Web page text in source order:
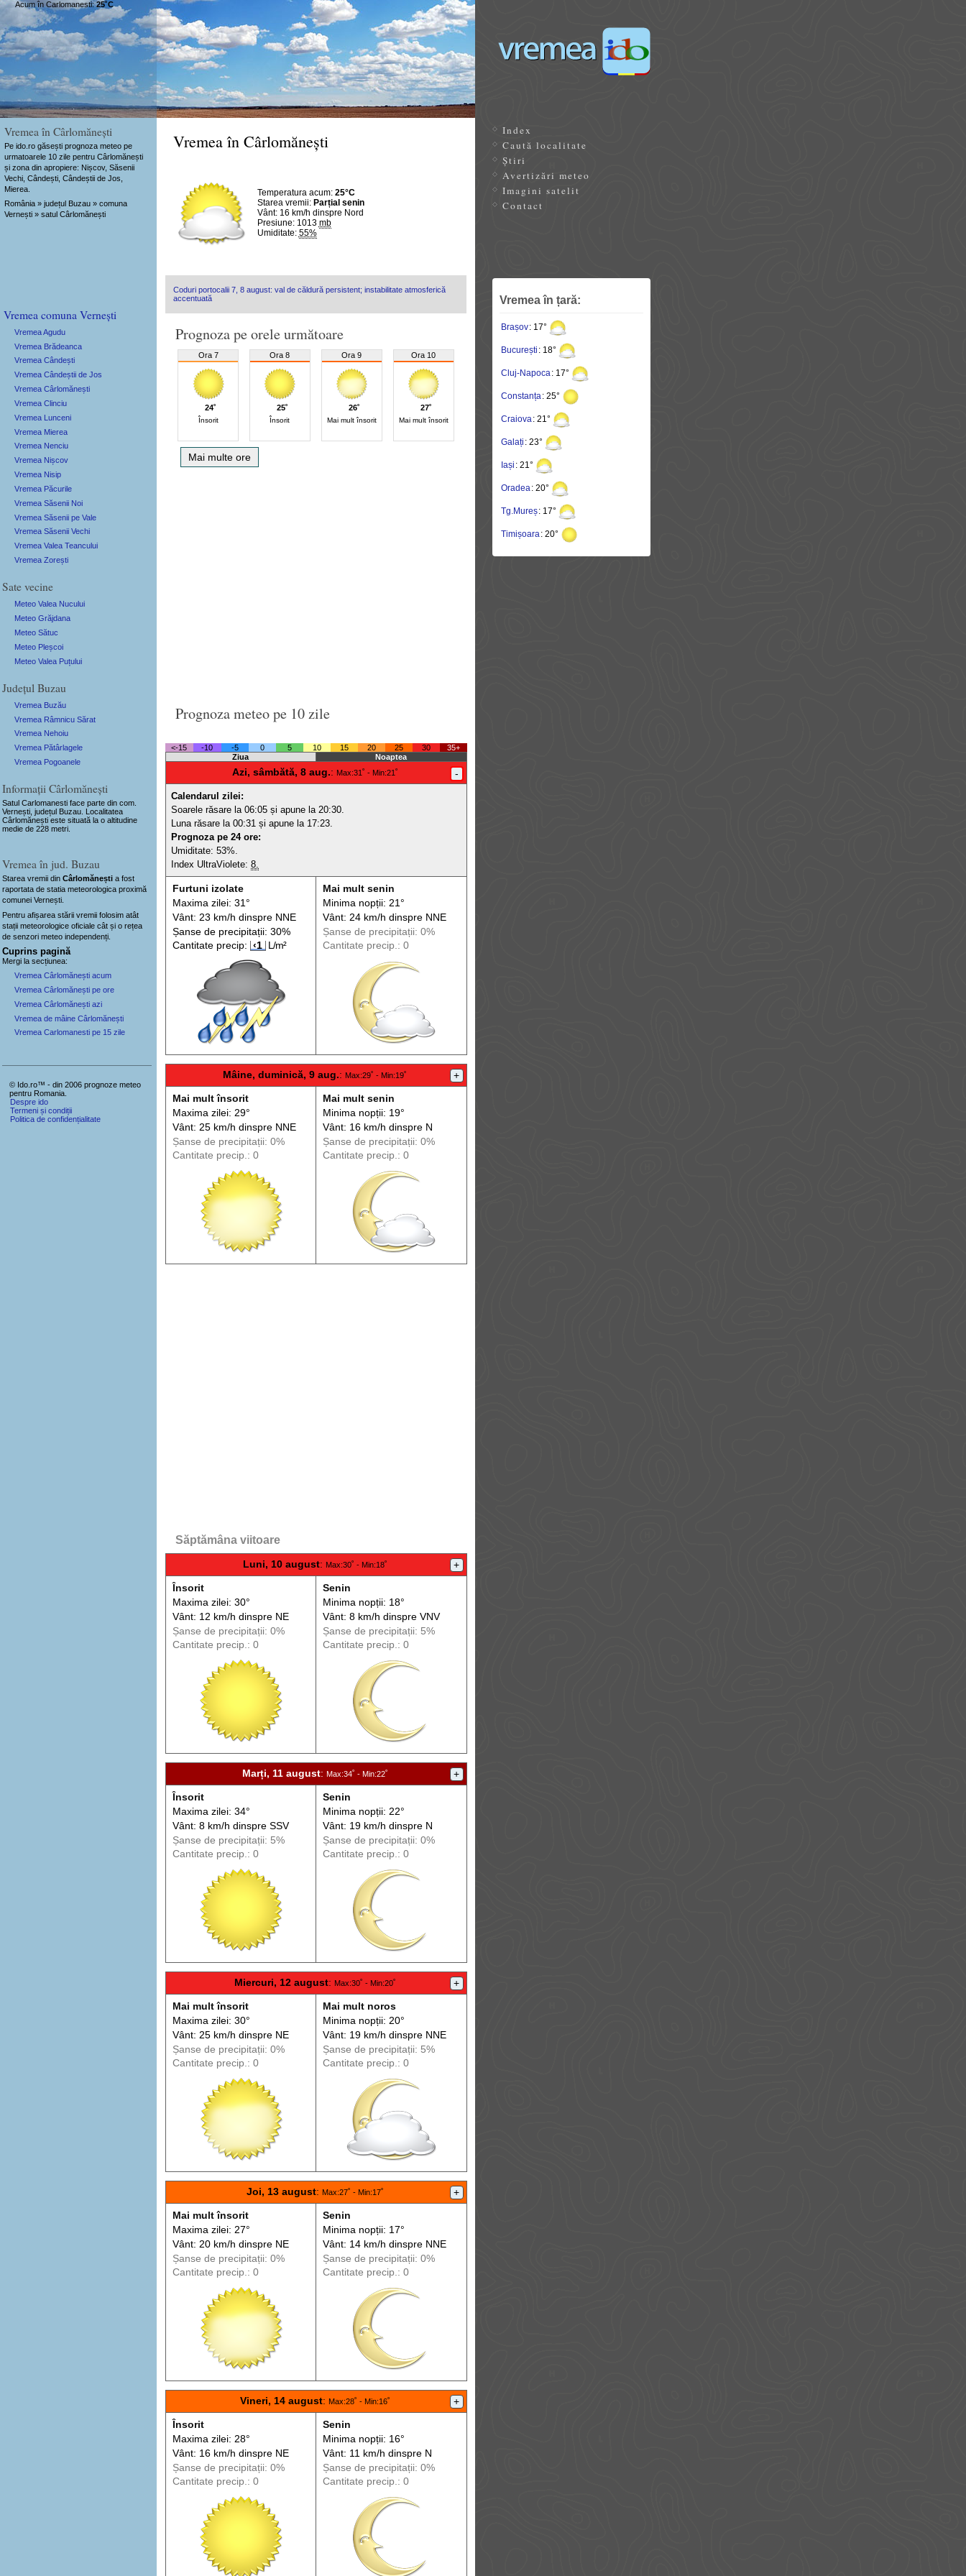
Vremea în Cârlomănești
Pe ido.ro găsești prognoza meteo pe
urmatoarele 10 zile pentru Cârlomănești
și zona din apropiere: Nișcov, Săsenii
Vechi, Cândești, Cândeștii de Jos,
Mierea.
România » județul Buzau » comuna
Vernești » satul Cârlomănești
Vremea în Cârlomănești
Temperatura acum: 25°C
Starea vremii: Parțial senin
Vânt: 16 km/h dinspre Nord
Presiune: 1013 mb
Umiditate: 55%
Acum în Carlomanesti:25˚C
Coduri portocalii 7, 8 august: val de căldură persistent; instabilitate atmosferică
accentuată
Prognoza pe orele următoare
Ora 7
24˚
Însorit
Ora 8
25˚
Însorit
Ora 9
26˚
Mai mult însorit
Ora 10
27˚
Mai mult însorit
Mai multe ore
Prognoza meteo pe 10 zile
<-15 -10 -5 0 5 10 15 20 25 30
35+
Ziua
Noaptea
Azi, sâmbătă, 8 aug.: Max:31˚ - Min:21˚ -
Calendarul zilei:
Soarele răsare la 06:05 și apune la 20:30.
Luna răsare la 00:31 și apune la 17:23.
Prognoza pe 24 ore:
Umiditate: 53%.
Index UltraViolete:8.
Furtuni izolate
Maxima zilei: 31°
Vânt: 23 km/h dinspreNNE
Șanse de precipitații: 30%
Cantitate precip:
‹1 L/m²
Mai mult senin
Minima nopții: 21°
Vânt: 24 km/h dinspreNNE
Șanse de precipitații: 0%
Cantitate precip.: 0
Mâine, duminică, 9 aug.: Max:29˚ - Min:19˚ +
Mai mult însorit
Maxima zilei: 29°
Vânt: 25 km/h dinspreNNE
Șanse de precipitații: 0%
Cantitate precip.: 0
Mai mult senin
Minima nopții: 19°
Vânt: 16 km/h dinspreN
Șanse de precipitații: 0%
Cantitate precip.: 0
Săptămâna viitoare
Luni, 10 august: Max:30˚ - Min:18˚ +
Însorit
Maxima zilei: 30°
Vânt: 12 km/h dinspreNE
Șanse de precipitații: 0%
Cantitate precip.: 0
Senin
Minima nopții: 18°
Vânt: 8 km/h dinspreVNV
Șanse de precipitații: 5%
Cantitate precip.: 0
Marți, 11 august: Max:34˚ - Min:22˚ +
Însorit
Maxima zilei: 34°
Vânt: 8 km/h dinspreSSV
Șanse de precipitații: 5%
Cantitate precip.: 0
Senin
Minima nopții: 22°
Vânt: 19 km/h dinspreN
Șanse de precipitații: 0%
Cantitate precip.: 0
Miercuri, 12 august: Max:30˚ - Min:20˚ +
Mai mult însorit
Maxima zilei: 30°
Vânt: 25 km/h dinspreNE
Șanse de precipitații: 0%
Cantitate precip.: 0
Mai mult noros
Minima nopții: 20°
Vânt: 19 km/h dinspreNNE
Șanse de precipitații: 5%
Cantitate precip.: 0
Joi, 13 august: Max:27˚ - Min:17˚ +
Mai mult însorit
Maxima zilei: 27°
Vânt: 20 km/h dinspreNE
Șanse de precipitații: 0%
Cantitate precip.: 0
Senin
Minima nopții: 17°
Vânt: 14 km/h dinspreNNE
Șanse de precipitații: 0%
Cantitate precip.: 0
Vineri, 14 august: Max:28˚ - Min:16˚ +
Însorit
Maxima zilei: 28°
Vânt: 16 km/h dinspreNE
Șanse de precipitații: 0%
Cantitate precip.: 0
Senin
Minima nopții: 16°
Vânt: 11 km/h dinspreN
Șanse de precipitații: 0%
Cantitate precip.: 0
Index
Caută localitate
Știri
Avertizări meteo
Imagini satelit
Contact
Vremea în țară:
Brașov: 17°
București : 18°
Cluj-Napoca: 17°
Constanța: 25°
Craiova: 21°
Galați : 23°
Iași : 21°
Oradea: 20°
Tg.Mureș: 17°
Timișoara: 20°
Vremea comuna Vernești
Vremea Agudu
Vremea Brădeanca
Vremea Cândești
Vremea Cândeștii de Jos
Vremea Cârlomănești
Vremea Clinciu
Vremea Lunceni
Vremea Mierea
Vremea Nenciu
Vremea Nișcov
Vremea Nisip
Vremea Păcurile
Vremea Săsenii Noi
Vremea Săsenii pe Vale
Vremea Săsenii Vechi
Vremea Valea Teancului
Vremea Zorești
Sate vecine
Meteo Valea Nucului
Meteo Grăjdana
Meteo Sătuc
Meteo Pleșcoi
Meteo Valea Puțului
Județul Buzau
Vremea Buzău
Vremea Râmnicu Sărat
Vremea Nehoiu
Vremea Pătârlagele
Vremea Pogoanele
Informații Cârlomănești
Satul Carlomanesti face parte din com.
Vernești, județul Buzau. Localitatea
Cârlomănești este situată la o altitudine
medie de 228 metri.
Vremea în jud. Buzau
Starea vremii dinCârlomănești a fost
raportata de statia meteorologica proximă
comunei Vernești.
Pentru afișarea stării vremii folosim atât
stații meteorologice oficiale cât și o rețea
de senzori meteoindependenți
Cuprins pagină
Mergi la secțiunea:
Vremea Cârlomănești acum
Vremea Cârlomănești pe ore
Vremea Cârlomănești azi
Vremea de mâine Cârlomănești
Vremea Carlomanesti pe 15 zile
© Ido.ro™ - din 2006 prognoze meteo
pentru Romania.
Despre ido
Termeni și condiții
Politica de confidențialitate